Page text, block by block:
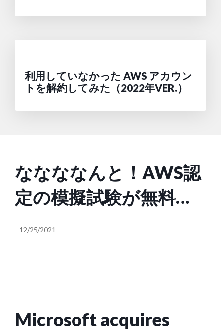
利用していなかった AWS アカウン
トを解約してみた（2022年VER.）
ななななんと！AWS認
定の模擬試験が無料に
なりました！！ |
12/25/2021
Microsoft acquires